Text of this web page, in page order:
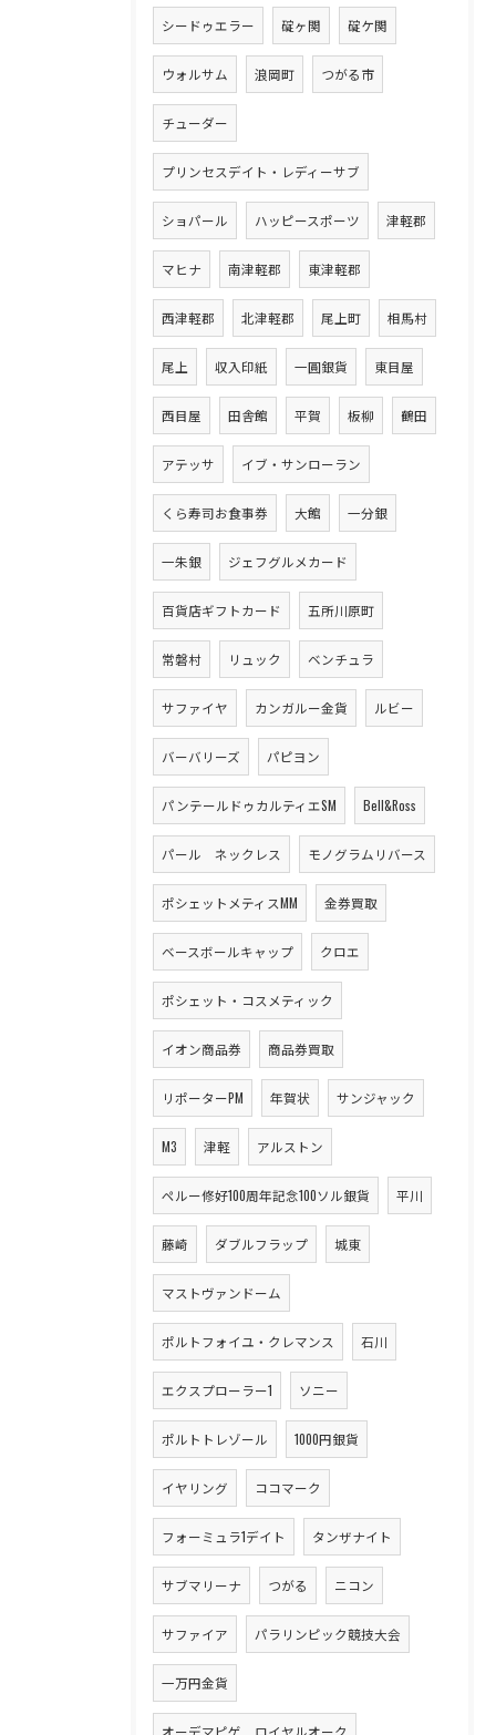
シードゥエラー 碇ヶ関 碇ケ関
ウォルサム 浪岡町 つがる市
チューダー
プリンセスデイト・レディーサブ
ショパール ハッピースポーツ 津軽郡
マヒナ 南津軽郡 東津軽郡
西津軽郡 北津軽郡 尾上町 相馬村
尾上 収入印紙 一圓銀貨 東目屋
西目屋 田舎館 平賀 板柳 鶴田
アテッサ イブ・サンローラン
くら寿司お食事券 大館 一分銀
一朱銀 ジェフグルメカード
百貨店ギフトカード 五所川原町
常磐村 リュック ベンチュラ
サファイヤ カンガルー金貨 ルビー
バーバリーズ パピヨン
パンテールドゥカルティエSM Bell&Ross
パール ネックレス モノグラムリバース
ポシェットメティスMM 金券買取
ベースボールキャップ クロエ
ポシェット・コスメティック
イオン商品券 商品券買取
リポーターPM 年賀状 サンジャック
M3 津軽 アルストン
ペルー修好100周年記念100ソル銀貨 平川
藤崎 ダブルフラップ 城東
マストヴァンドーム
ポルトフォイユ・クレマンス 石川
エクスプローラー1 ソニー
ポルトトレゾール 1000円銀貨
イヤリング ココマーク
フォーミュラ1デイト タンザナイト
サブマリーナ つがる ニコン
サファイア パラリンピック競技大会
一万円金貨
オーデマピゲ ロイヤルオーク